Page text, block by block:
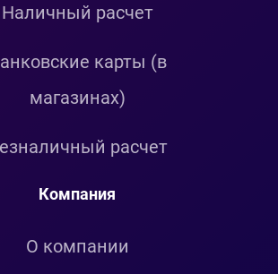
Наличный расчет
карты (в
магазинах)
расчет
Компания
О компании